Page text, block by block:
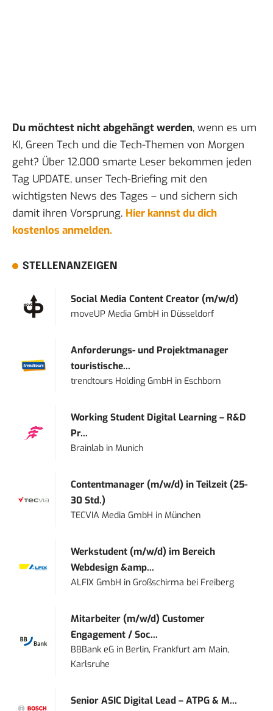
Du möchtest nicht abgehängt werden, wenn es um
KI, Green Tech und die Tech-Themen von Morgen
geht? Über 12.000 smarte Leser bekommen jeden
Tag UPDATE, unser Tech-Briefing mit den
wichtigsten News des Tages – und sichern sich
damit ihren Vorsprung. Hier kannst du dich
kostenlos anmelden.
STELLENANZEIGEN
Social Media Content Creator (m/w/d)
moveUP Media GmbH in Düsseldorf
Anforderungs- und Projektmanager
touristische...
trendtours Holding GmbH in Eschborn
Working Student Digital Learning – R&D
Pr...
Brainlab inMunich
Contentmanager (m/w/d) in Teilzeit (25-
30 Std.)
TECVIA Media GmbH inMünchen
Werkstudent (m/w/d) im Bereich
Webdesign &amp...
ALFIX GmbH inGroßschirma bei Freiberg
Mitarbeiter (m/w/d) Customer
Engagement / Soc...
BBBank eG in Berlin, Frankfurt am Main,
Karlsruhe
Senior ASIC Digital Lead – ATPG & M...